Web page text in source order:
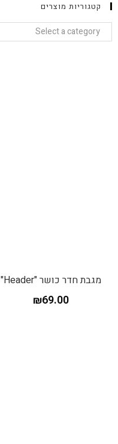
קטגוריות מוצרים
מגבת חדר כושר "Header"
₪69.00